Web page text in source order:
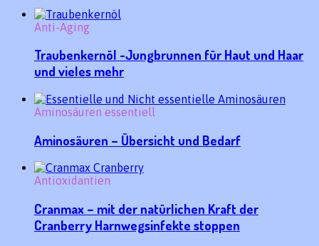
Anti-Aging
Traubenkernöl -Jungbrunnen für Haut und Haar
und vieles mehr
Aminosäuren essentiell
Aminosäuren – Übersicht und Bedarf
Antioxidantien
Cranmax – mit der natürlichen Kraft der
Cranberry Harnwegsinfekte stoppen